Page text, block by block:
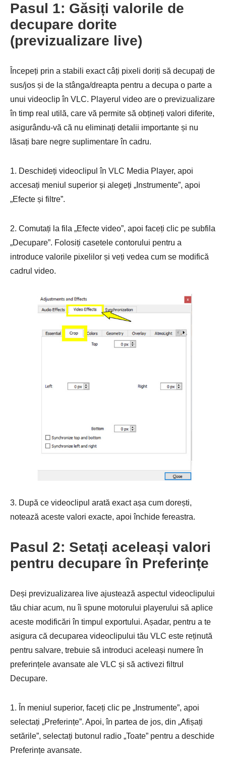
Pasul 1: Găsiți valorile de
decupare dorite
(previzualizare live)
Începeți prin a stabili exact câți pixeli doriți să decupați de
sus/jos și de la stânga/dreapta pentru a decupa o parte a
unui videoclip în VLC. Playerul video are o previzualizare
în timp real utilă, care vă permite să obțineți valori diferite,
asigurându-vă că nu eliminați detalii importante și nu
lăsați bare negre suplimentare în cadru.
1. Deschideți videoclipul în VLC Media Player, apoi
accesați meniul superior și alegeți „Instrumente”, apoi
„Efecte și filtre”.
2. Comutați la fila „Efecte video”, apoi faceți clic pe subfila
„Decupare”. Folosiți casetele contorului pentru a
introduce valorile pixelilor și veți vedea cum se modifică
cadrul video.
3. După ce videoclipul arată exact așa cum dorești,
notează aceste valori exacte, apoi închide fereastra.
Pasul 2: Setați aceleași valori
pentru decupare în Preferințe
Deși previzualizarea live ajustează aspectul videoclipului
tău chiar acum, nu îi spune motorului playerului să aplice
aceste modificări în timpul exportului. Așadar, pentru a te
asigura că decuparea videoclipului tău VLC este reținută
pentru salvare, trebuie să introduci aceleași numere în
preferințele avansate ale VLC și să activezi filtrul
Decupare.
1. În meniul superior, faceți clic pe „Instrumente”, apoi
selectați „Preferințe”. Apoi, în partea de jos, din „Afișați
setările”, selectați butonul radio „Toate” pentru a deschide
Preferințe avansate.